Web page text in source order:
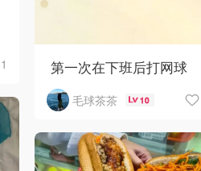
1 第一次在下班后打网球
毛球茶茶 10